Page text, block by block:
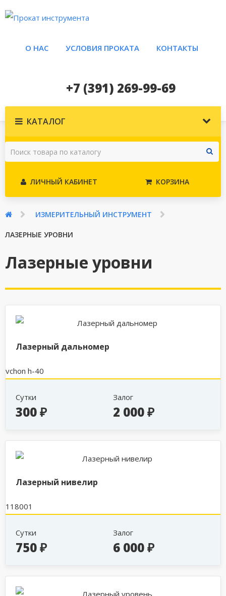
О НАС УСЛОВИЯ ПРОКАТА КОНТАКТЫ
+7 (391) 269-99-69
КАТАЛОГ
ЛИЧНЫЙ КАБИНЕТ КОРЗИНА
ИЗМЕРИТЕЛЬНЫЙ ИНСТРУМЕНТ
ЛАЗЕРНЫЕ УРОВНИ
Лазерные уровни
Лазерный дальномер
vchon h-40
Сутки
300 ₽
Залог
2 000 ₽
Лазерный нивелир
118001
Сутки
750 ₽
Залог
6 000 ₽